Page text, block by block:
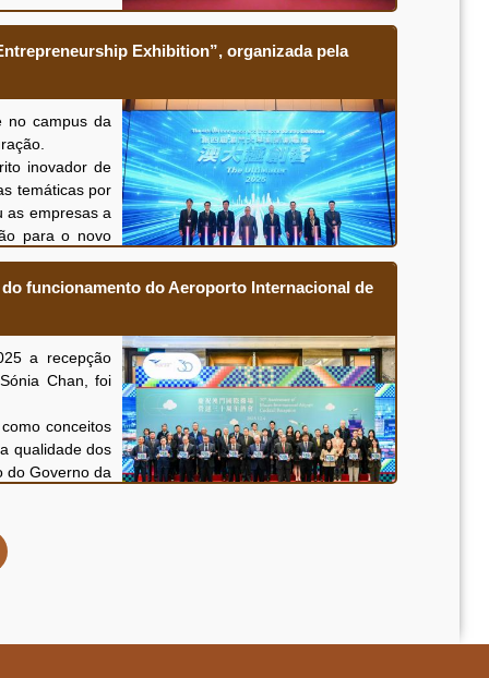
para
centrou-se
riscos, entre
empresas,
atingiu os
Exhibition”, organizada pela
no campus da
inovador de
temáticas por
as empresas a
para o novo
inovação e o
funcionamento do Aeroporto Internacional de
a recepção
Chan, foi
conceitos
qualidade dos
do Governo da
e de reforçar